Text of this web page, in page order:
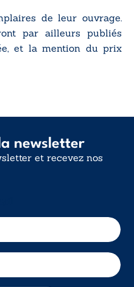
de leur ouvrage.
par ailleurs publiés
et la mention du prix
newsletter
et recevez nos